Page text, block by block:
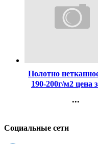
Полотно
190-200г/м2 цена
...
Регистрация
Социальные сети